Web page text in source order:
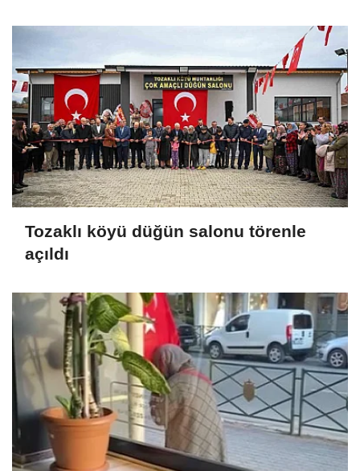
Tozaklı köyü düğün salonu törenle
açıldı